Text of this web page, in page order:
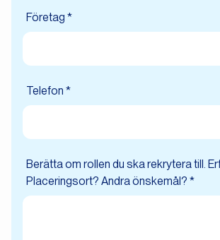
Företag *
Telefon *
Berätta om rollen du ska rekrytera till.
Placeringsort? Andra önskemål? *